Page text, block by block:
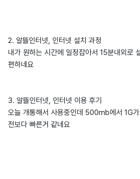
2. 알뜰인터넷, 인터넷 설치 과정
내가 원하는 시간에 일정잡아서 15분내외로
편하네요
3. 알뜰인터넷, 인터넷 이용 후기
오늘 개통해서 사용중인데 500mb에서 1G가
전보다 빠른거 같네요